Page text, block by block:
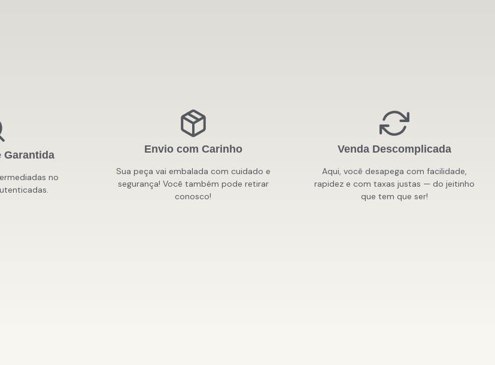
Garantida
no
Envio com Carinho
Sua peça vai embalada com cuidado e
segurança! Você também pode retirar
conosco!
Venda Descomplicada
Aqui, você desapega com facilidade,
rapidez e com taxas justas — do jeitinho
que tem que ser!